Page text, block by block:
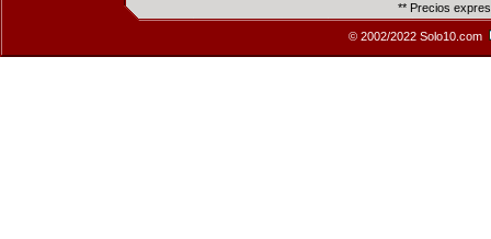
** Precios
© 2002/2022 Solo10.com